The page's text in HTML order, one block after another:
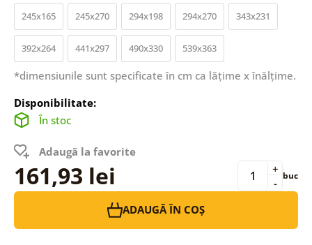
245x165 245x270 294x198 294x270 343x231
392x264 441x297 490x330 539x363
*dimensiunile sunt specificate în cm ca lățime x înălțime.
Disponibilitate:
În stoc
Adaugă la favorite
161,93 lei -
+ buc
ADAUGĂ ÎN COȘ